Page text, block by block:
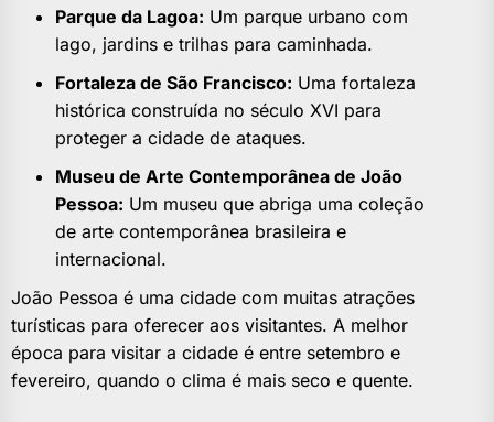
Parque da Lagoa: Um parque urbano com
lago, jardins e trilhas para caminhada.
Fortaleza de São Francisco: Uma fortaleza
histórica construída no século XVI para
proteger a cidade de ataques.
Museu de Arte Contemporânea de João
Pessoa: Um museu que abriga uma coleção
de arte contemporânea brasileira e
internacional.
João Pessoa é uma cidade com muitas atrações
turísticas para oferecer aos visitantes. A melhor
época para visitar a cidade é entre setembro e
fevereiro, quando o clima é mais seco e quente.